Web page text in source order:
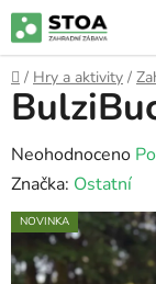
Přejít
na
obsah
Domů
/ Hry a aktivity /
Průměrné
hodnocení
produktu
0,0
Neohodnoceno
Značka: Ostatní
NOVINKA